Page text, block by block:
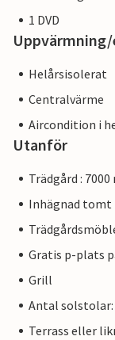
1 DVD
Helårsisolerat
Centralvärme
Aircondition i
Utanför
Trädgård : 7000
Inhägnad tomt
Gratis p-plats
Grill
Antal solstolar:
Terrass eller